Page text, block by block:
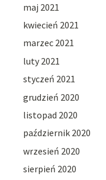
maj 2021
kwiecień 2021
marzec 2021
luty 2021
styczeń 2021
grudzień 2020
listopad 2020
październik 2020
wrzesień 2020
sierpień 2020